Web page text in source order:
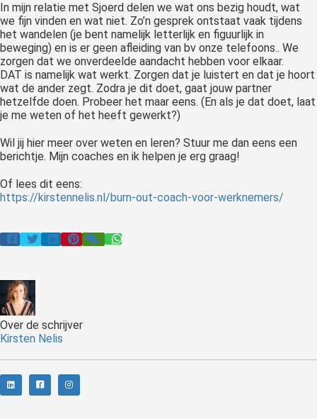
In mijn relatie met Sjoerd delen we wat ons bezig houdt, wat
we fijn vinden en wat niet. Zo’n gesprek ontstaat vaak tijdens
het wandelen (je bent namelijk letterlijk en figuurlijk in
beweging) en is er geen afleiding van bv onze telefoons.. We
zorgen dat we onverdeelde aandacht hebben voor elkaar.
DAT is namelijk wat werkt. Zorgen dat je luistert en dat je hoort
wat de ander zegt. Zodra je dit doet, gaat jouw partner
hetzelfde doen. Probeer het maar eens. (En als je dat doet, laat
je me weten of het heeft gewerkt?)
Wil jij hier meer over weten en leren? Stuur me dan eens een
berichtje. Mijn coaches en ik helpen je erg graag!
Of lees dit eens:
https://kirstennelis.nl/burn-out-coach-voor-werknemers/
Over de schrijver
Kirsten Nelis